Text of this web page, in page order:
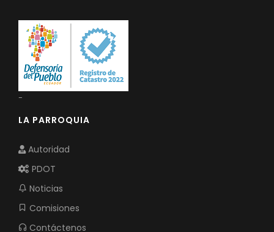
-
LA PARROQUIA
Autoridad
PDOT
Noticias
Comisiones
Contáctenos